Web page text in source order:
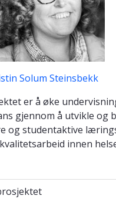
Solum Steinsbekk
er å øke
gjennom å utvikle og
og studentaktive
innen